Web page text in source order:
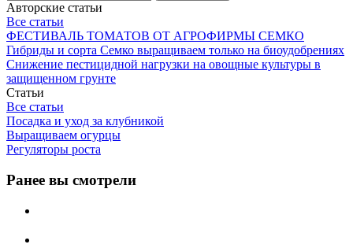
Авторские статьи
Все статьи
ФЕСТИВАЛЬ ТОМАТОВ ОТ АГРОФИРМЫ СЕМКО
Гибриды и сорта Семко выращиваем только на биоудобрениях
Снижение пестицидной нагрузки на овощные культуры в
защищенном грунте
Статьи
Все статьи
Посадка и уход за клубникой
Выращиваем огурцы
Регуляторы роста
Ранее вы смотрели